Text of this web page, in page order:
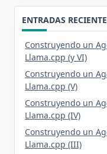
ENTRADAS
Construyendo un
Llama.cpp (y VI)
Construyendo un
Llama.cpp (V)
Construyendo un
Llama.cpp (IV)
Construyendo un
Llama.cpp (III)